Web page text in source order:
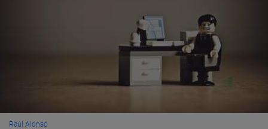
Raúl Alonso